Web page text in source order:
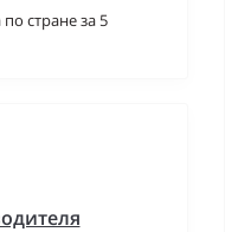
стране за 5